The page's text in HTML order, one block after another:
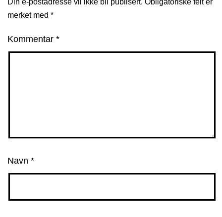
Din e-postadresse vil ikke bli publisert. Obligatoriske felt er
merket med *
Kommentar *
Navn *